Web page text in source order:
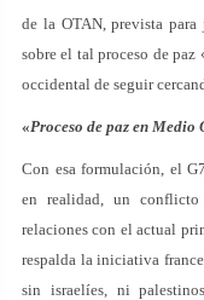
de la OTAN, prevista
sobre el tal proceso de paz
occidental de seguir
«Proceso de paz en Medio
Con esa formulación, el
en realidad, un conflicto
relaciones con el actual
respalda la iniciativa
sin israelíes, ni